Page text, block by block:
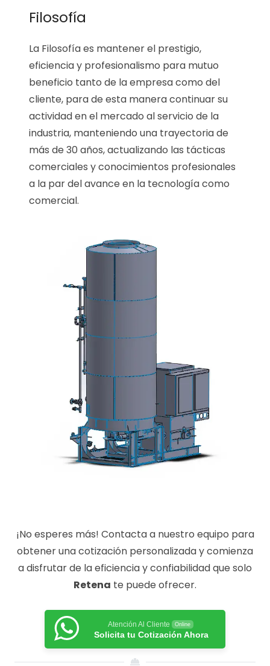
Filosofía
La Filosofía es mantener el prestigio,
eficiencia y profesionalismo para mutuo
beneficio tanto de la empresa como del
cliente, para de esta manera continuar su
actividad en el mercado al servicio de la
industria, manteniendo una trayectoria de
más de 30 años, actualizando las tácticas
comerciales y conocimientos profesionales
a la par del avance en la tecnología como
comercial.
¡No esperes más! Contacta a nuestro equipo para
obtener una cotización personalizada y comienza
a disfrutar de la eficiencia y confiabilidad que solo
Retena te puede ofrecer.
Atención Al Cliente Online
Solicita tu Cotización Ahora